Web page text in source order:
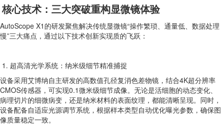
核心技术：三大突破重构显微镜体验
AutoScope X1的研发聚焦解决传统显微镜“操作繁琐、通量低、数据处理
慢”三大痛点，通过以下技术创新实现质的飞跃：
1. 超高清光学系统：纳米级细节精准捕捉
设备采用艾博纳自主研发的高数值孔径复消色差物镜，结合4K超分辨率
CMOS传感器，可实现0.1微米级细节成像。无论是活细胞的动态变化、
病理切片的细微病变，还是纳米材料的表面纹理，都能清晰呈现。同时，
设备配备自适应光源调节系统，根据样本类型自动优化曝光参数，确保图
像质量稳定一致。